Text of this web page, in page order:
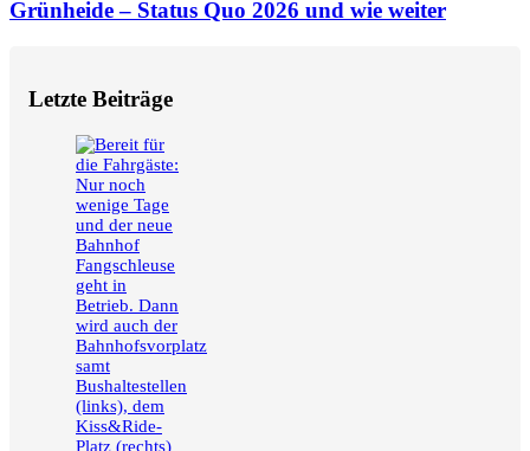
Grünheide – Status Quo 2026 und wie weiter
Letzte Beiträge